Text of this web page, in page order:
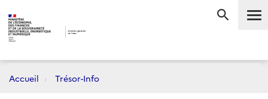
Accueil Trésor-Info